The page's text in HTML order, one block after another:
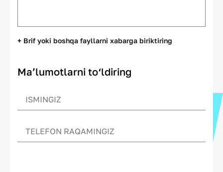
+ Brif yoki boshqa fayllarni xabarga biriktiring
Ma’lumotlarni to‘ldiring